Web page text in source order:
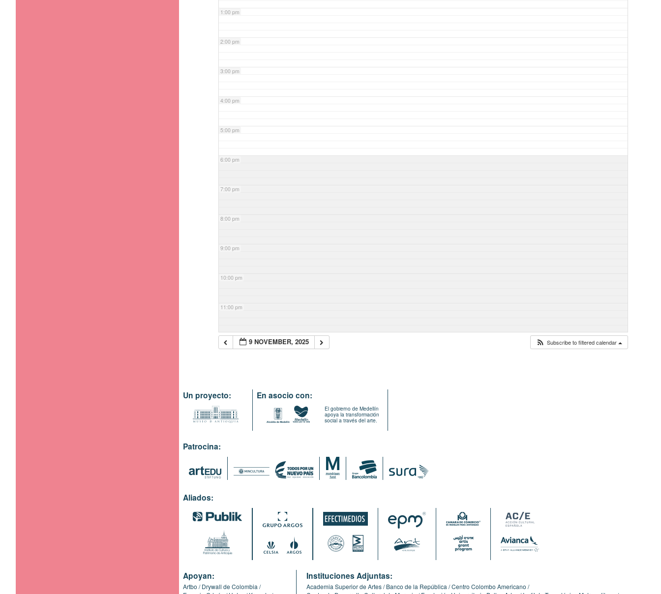
1:00 pm
2:00 pm
3:00 pm
4:00 pm
5:00 pm
6:00 pm
7:00 pm
8:00 pm
9:00 pm
10:00 pm
11:00 pm
9 NOVEMBER, 2025 Subscribe to filtered calendar
Un proyecto: En asocio con:
El gobierno de Medellín
apoya la transformación
social a través del arte.
Patrocina:
Aliados:
Apoyan:
Artbo
Drywall de Colombia
Instituciones Adjuntas:
Academia Superior de Artes Banco de la República Centro Colombo Americano